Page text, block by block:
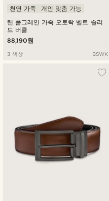
탠 풀그레인 가죽 오토락 벨트 솔리
드 버클
천연 가죽 개인 맞춤 가능
88,190원
3 색상 BSWK